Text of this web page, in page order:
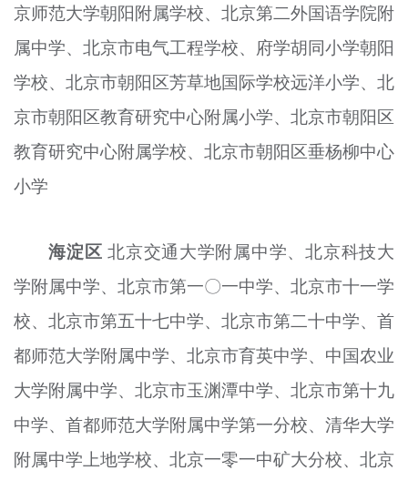
京师范大学朝阳附属学校、北京第二外国语学院附
属中学、北京市电气工程学校、府学胡同小学朝阳
学校、北京市朝阳区芳草地国际学校远洋小学、北
京市朝阳区教育研究中心附属小学、北京市朝阳区
教育研究中心附属学校、北京市朝阳区垂杨柳中心
小学
海淀区 北京交通大学附属中学、北京科技大
学附属中学、北京市第一〇一中学、北京市十一学
校、北京市第五十七中学、北京市第二十中学、首
都师范大学附属中学、北京市育英中学、中国农业
大学附属中学、北京市玉渊潭中学、北京市第十九
中学、首都师范大学附属中学第一分校、清华大学
附属中学上地学校、北京一零一中矿大分校、北京